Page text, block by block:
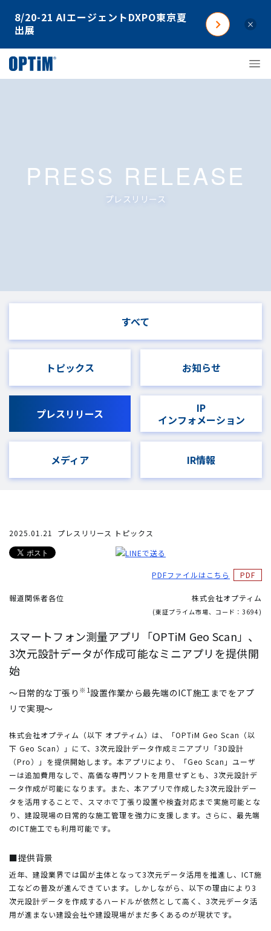
8/20-21 AIエージェントDXPO東京夏
出展
×
PRESS RELEASE
プレスリリース
すべて
トピックス お知らせ
プレスリリース
IP
インフォメーション
メディア IR情報
2025.01.21 プレスリリース トピックス
PDFファイルはこちら
報道関係者各位 株式会社オプティム
(東証プライム市場、コード：3694)
スマートフォン測量アプリ「OPTiM Geo Scan」、
3次元設計データが作成可能なミニアプリを提供開
始
～日常的な丁張り ※1設置作業から最先端のICT施工までをアプ
リで実現～
株式会社オプティム（以下 オプティム）は、「OPTiM Geo Scan（以
下 Geo Scan）」にて、3次元設計データ作成ミニアプリ「3D設計
（Pro）」を提供開始します。本アプリにより、「Geo Scan」ユーザ
ーは追加費用なしで、高価な専門ソフトを用意せずとも、3次元設計デ
ータ作成が可能になります。また、本アプリで作成した3次元設計デー
タを活用することで、スマホで丁張り設置や検査対応まで実施可能とな
り、建設現場の日常的な施工管理を強力に支援します。さらに、最先端
のICT施工でも利用可能です。
■提供背景
近年、建設業界では国が主体となって3次元データ活用を推進し、ICT施
工などの普及が進んできています。しかしながら、以下の理由により3
次元設計データを作成するハードルが依然として高く、3次元データ活
用が進まない建設会社や建設現場がまだ多くあるのが現状です。